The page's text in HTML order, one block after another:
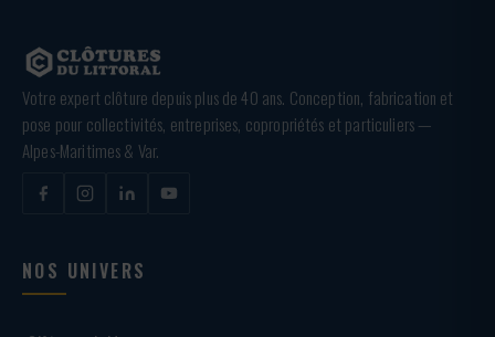
Votre expert clôture depuis plus de 40 ans. Conception, fabrication et
pose pour collectivités, entreprises, copropriétés et particuliers —
Alpes-Maritimes & Var.
NOS UNIVERS